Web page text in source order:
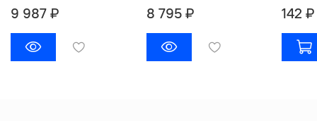
9 987 ₽ 8 795 ₽ 142 ₽